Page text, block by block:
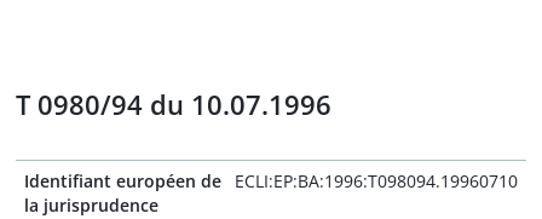
T 0980/94 du 10.07.1996
Identifiant européen de
la jurisprudence
ECLI:EP:BA:1996:T098094.19960710